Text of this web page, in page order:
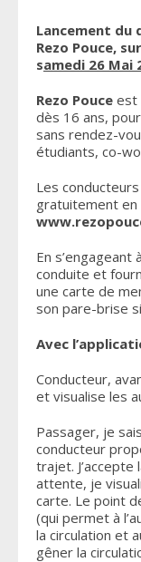
Lancement du
Rezo Pouce,
samedi 26 Mai
Rezo Pouce est
dès 16 ans,
sans rendez-
étudiants, co-
Les
gratuitement
En
conduite et
une carte de
son pare-brise
Avec
Conducteur,
et visualise les
Passager, je
conducteur
trajet.
attente, je
carte. Le point
(qui permet à
la circulation et
gêner la